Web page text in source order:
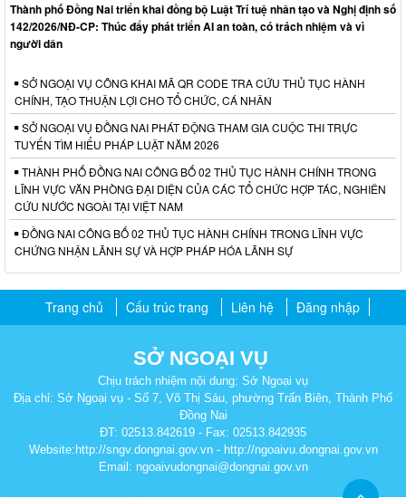
Thành phố Đồng Nai triển khai đồng bộ Luật Trí tuệ nhân tạo và Nghị định số
142/2026/NĐ-CP: Thúc đẩy phát triển AI an toàn, có trách nhiệm và vì
người dân
SỞ NGOẠI VỤ CÔNG KHAI MÃ QR CODE TRA CỨU THỦ TỤC HÀNH
CHÍNH, TẠO THUẬN LỢI CHO TỔ CHỨC, CÁ NHÂN
SỞ NGOẠI VỤ ĐỒNG NAI PHÁT ĐỘNG THAM GIA CUỘC THI TRỰC
TUYẾN TÌM HIỂU PHÁP LUẬT NĂM 2026
THÀNH PHỐ ĐỒNG NAI CÔNG BỐ 02 THỦ TỤC HÀNH CHÍNH TRONG
LĨNH VỰC VĂN PHÒNG ĐẠI DIỆN CỦA CÁC TỔ CHỨC HỢP TÁC, NGHIÊN
CỨU NƯỚC NGOÀI TẠI VIỆT NAM
ĐỒNG NAI CÔNG BỐ 02 THỦ TỤC HÀNH CHÍNH TRONG LĨNH VỰC
CHỨNG NHẬN LÃNH SỰ VÀ HỢP PHÁP HÓA LÃNH SỰ
Trang chủ Cấu trúc trang Liên hệ Đăng nhập
SỞ NGOẠI VỤ
Chịu trách nhiệm nội dung: Sở Ngoại vụ
Địa chỉ: Sở Ngoại vụ - Số 7, Võ Thị Sáu, phường Trấn Biên, Thành Phố
Đồng Nai
ĐT: 02513.842619 - Fax: 02513.842935
Website:http://sngv.dongnai.gov.vn - http://ngoaivu.dongnai.gov.vn
Email: ngoaivudongnai@dongnai.gov.vn